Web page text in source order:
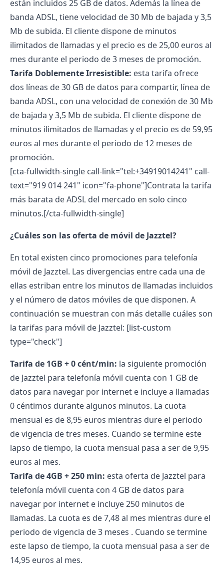
están incluidos 25 GB de datos. Además la línea de
banda ADSL, tiene velocidad de 30 Mb de bajada y 3,5
Mb de subida. El cliente dispone de minutos
ilimitados de llamadas y el precio es de 25,00 euros al
mes durante el periodo de 3 meses de promoción.
Tarifa Doblemente Irresistible: esta tarifa ofrece
dos líneas de 30 GB de datos para compartir, línea de
banda ADSL, con una velocidad de conexión de 30 Mb
de bajada y 3,5 Mb de subida. El cliente dispone de
minutos ilimitados de llamadas y el precio es de 59,95
euros al mes durante el periodo de 12 meses de
promoción.
[cta-fullwidth-single call-link="tel:+34919014241" call-
text="919 014 241" icon="fa-phone"]Contrata la tarifa
más barata de ADSL del mercado en solo cinco
minutos.[/cta-fullwidth-single]
¿Cuáles son las oferta de móvil de Jazztel?
En total existen cinco promociones para telefonía
móvil de Jazztel. Las divergencias entre cada una de
ellas estriban entre los minutos de llamadas incluidos
y el número de datos móviles de que disponen. A
continuación se muestran con más detalle cuáles son
la tarifas para móvil de Jazztel: [list-custom
type="check"]
Tarifa de 1GB + 0 cént/min: la siguiente promoción
de Jazztel para telefonía móvil cuenta con 1 GB de
datos para navegar por internet e incluye a llamadas
0 céntimos durante algunos minutos. La cuota
mensual es de 8,95 euros mientras dure el periodo
de vigencia de tres meses. Cuando se termine este
lapso de tiempo, la cuota mensual pasa a ser de 9,95
euros al mes.
Tarifa de 4GB + 250 min: esta oferta de Jazztel para
telefonía móvil cuenta con 4 GB de datos para
navegar por internet e incluye 250 minutos de
llamadas. La cuota es de 7,48 al mes mientras dure el
periodo de vigencia de 3 meses . Cuando se termine
este lapso de tiempo, la cuota mensual pasa a ser de
14,95 euros al mes.